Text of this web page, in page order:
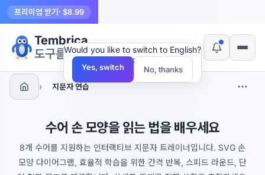
프리미엄 받기· $8.99
Tembrica
도구를 만듭니다
› 지문자 연습
수어 손 모양을 읽는 법을 배우세요
8개 수어를 지원하는 인터랙티브 지문자 트레이너입니다. SVG 손
모양 다이어그램, 효율적 학습을 위한 간격 반복, 스피드 라운드, 단
×
Would you like to switch to English?
Yes, switch No, thanks